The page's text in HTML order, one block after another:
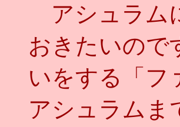
アシュラム
おきたいので
いをする「フ
アシュラムま